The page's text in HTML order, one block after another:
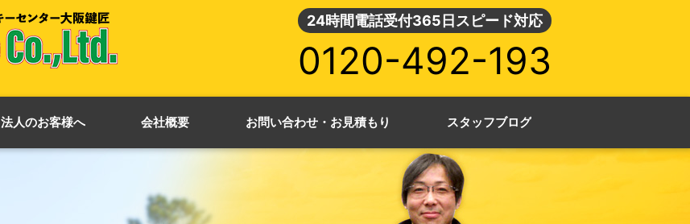
24時間電話受付365日スピード対応
0120-492-193
法人のお客様へ 会社概要 お問い合わせ・お見積もり スタッフブログ